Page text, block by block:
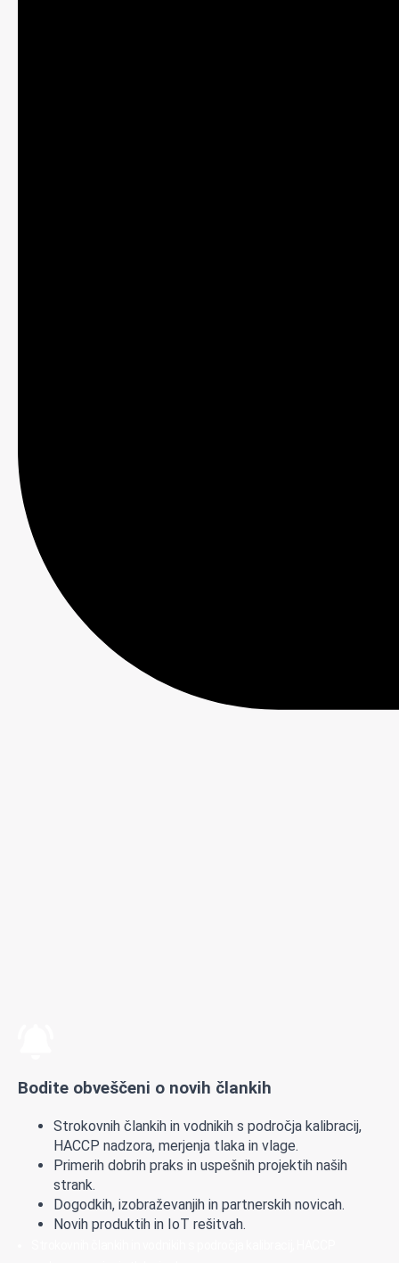
Bodite obveščeni o novih člankih
Strokovnih člankih in vodnikih s področja kalibracij,
HACCP nadzora, merjenja tlaka in vlage.
Primerih dobrih praks in uspešnih projektih naših
strank.
Dogodkih, izobraževanjih in partnerskih novicah.
Novih produktih in IoT rešitvah.